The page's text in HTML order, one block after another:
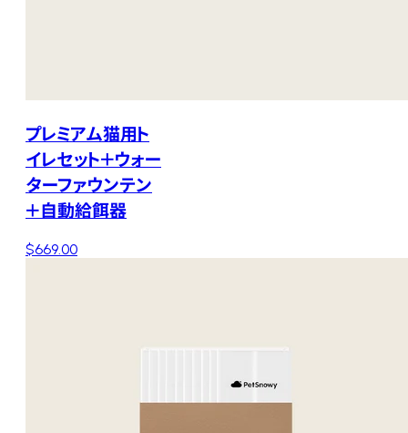
プレミアム猫用ト
イレセット＋ウォー
ターファウンテン
＋自動給餌器
$669.00